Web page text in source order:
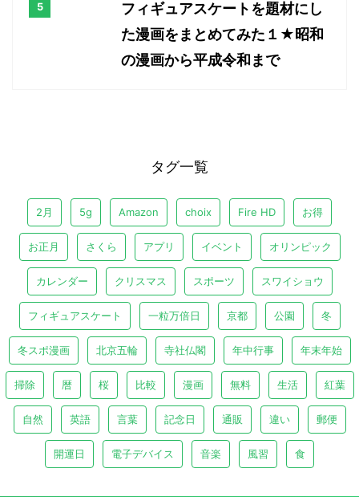
フィギュアスケートを題材にし
た漫画をまとめてみた１★昭和
の漫画から平成令和まで
タグ一覧
2月 5g Amazon choix Fire HD お得
お正月 さくら アプリ イベント オリンピック
カレンダー クリスマス スポーツ スワイショウ
フィギュアスケート 一粒万倍日 京都 公園 冬
冬スポ漫画 北京五輪 寺社仏閣 年中行事 年末年始
掃除 暦 桜 比較 漫画 無料 生活 紅葉
自然 英語 言葉 記念日 通販 違い 郵便
開運日 電子デバイス 音楽 風習 食